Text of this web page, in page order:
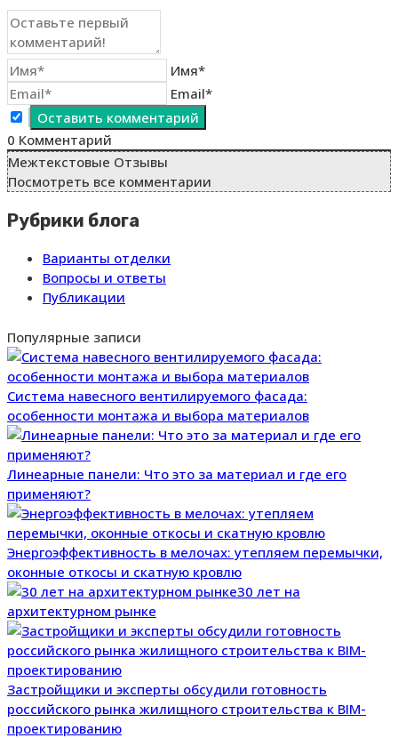
Имя*
Email*
0 Комментарий
Межтекстовые Отзывы
Посмотреть все комментарии
Рубрики блога
Варианты отделки
Вопросы и ответы
Публикации
Популярные записи
Система навесного вентилируемого фасада:
особенности монтажа и выбора материалов
Линеарные панели: Что это за материал и где его
применяют?
Энергоэффективность в мелочах: утепляем перемычки,
оконные откосы и скатную кровлю
30 лет на
архитектурном рынке
Застройщики и эксперты обсудили готовность
российского рынка жилищного строительства к BIM-
проектированию